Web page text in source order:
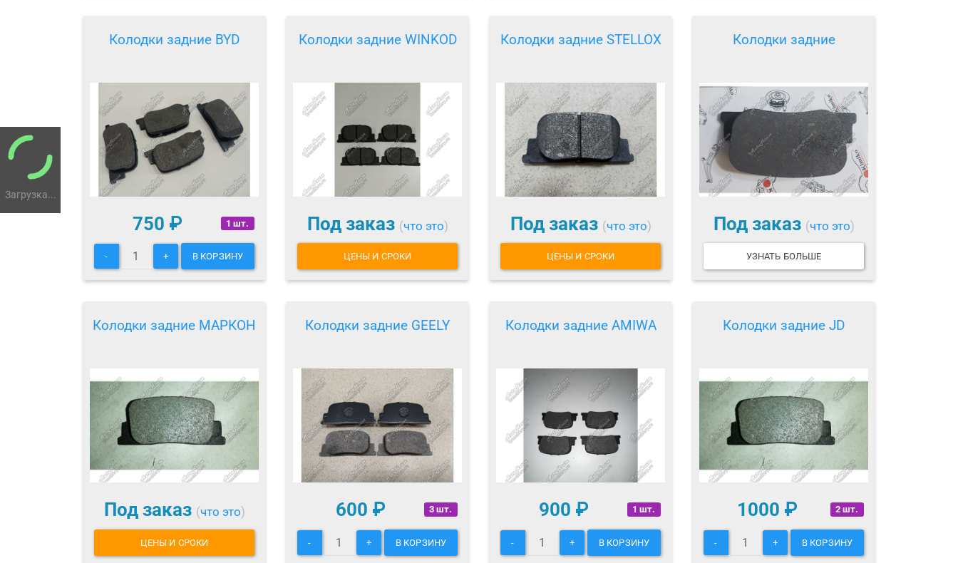
Загрузка...
Колодки задние BYD
1 шт.
750 ₽
- + В КОРЗИНУ
Колодки задние WINKOD
Под заказ (что это)
ЦЕНЫ И СРОКИ
Колодки задние STELLOX
Под заказ (что это)
ЦЕНЫ И СРОКИ
Колодки задние
Под заказ (что это)
УЗНАТЬ БОЛЬШЕ
Колодки задние МАРКОН
Под заказ (что это)
ЦЕНЫ И СРОКИ
Колодки задние GEELY
3 шт.
600 ₽
- + В КОРЗИНУ
Колодки задние AMIWA
1 шт.
900 ₽
- + В КОРЗИНУ
Колодки задние JD
2 шт.
1000 ₽
- + В КОРЗИНУ